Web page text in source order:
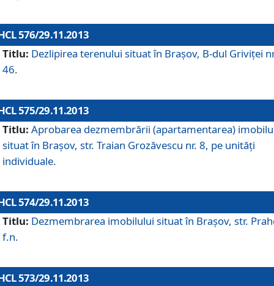
576/29.11.2013
Titlu: Dezlipirea terenului situat în Braşov, B-dul Griviţei
46.
575/29.11.2013
Titlu: Aprobarea dezmembrării (apartamentarea)
situat în Braşov, str. Traian Grozăvescu nr. 8, pe unităţi
individuale.
574/29.11.2013
Titlu: Dezmembrarea imobilului situat în Braşov, str.
f.n.
573/29.11.2013